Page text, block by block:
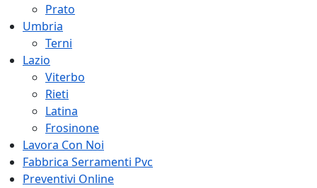
Prato
Umbria
Terni
Lazio
Viterbo
Rieti
Latina
Frosinone
Lavora Con Noi
Fabbrica Serramenti Pvc
Preventivi Online